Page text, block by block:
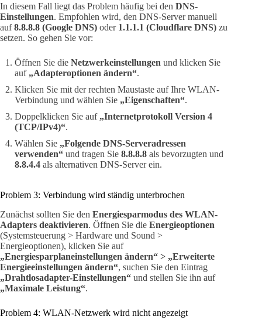
In diesem Fall liegt das Problem häufig bei den DNS-
Einstellungen. Empfohlen wird, den DNS-Server manuell
auf8.8.8.8 (Google DNS) oder 1.1.1.1 (Cloudflare DNS) zu
setzen. So gehen Sie vor:
Öffnen Sie die Netzwerkeinstellungen und klicken Sie
auf „Adapteroptionen ändern“.
Klicken Sie mit der rechten Maustaste auf Ihre WLAN-
Verbindung und wählen Sie „Eigenschaften“.
Doppelklicken Sie auf „Internetprotokoll Version 4
(TCP/IPv4)“.
Wählen Sie „Folgende DNS-Serveradressen
verwenden“ und tragen Sie 8.8.8.8 als bevorzugten und
8.8.4.4 als alternativen DNS-Server ein.
Problem 3: Verbindung wird ständig unterbrochen
Zunächst sollten Sie den Energiesparmodus des WLAN-
Adapters deaktivieren. Öffnen Sie die Energieoptionen
(Systemsteuerung > Hardware und Sound >
Energieoptionen), klicken Sie auf
„Energiesparplaneinstellungen ändern“ > „Erweiterte
Energieeinstellungen ändern“, suchen Sie den Eintrag
„Drahtlosadapter-Einstellungen“ und stellen Sie ihn auf
„Maximale Leistung“.
Problem 4: WLAN-Netzwerk wird nicht angezeigt